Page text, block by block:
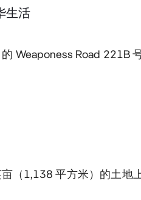
生活
Weaponess Road 221B
（1,138 平方米）的土地